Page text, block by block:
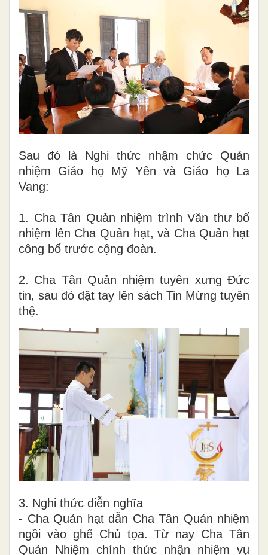
Sau đó là Nghi thức nhậm chức Quản
nhiệm Giáo họ Mỹ Yên và Giáo họ La
Vang:
1. Cha Tân Quản nhiệm trình Văn thư bổ
nhiệm lên Cha Quản hạt, và Cha Quản hạt
công bố trước cộng đoàn.
2. Cha Tân Quản nhiệm tuyên xưng Đức
tin, sau đó đặt tay lên sách Tin Mừng tuyên
thệ.
3. Nghi thức diễn nghĩa
- Cha Quản hạt dẫn Cha Tân Quản nhiệm
ngồi vào ghế Chủ tọa. Từ nay Cha Tân
Quản Nhiệm chính thức nhận nhiệm vụ